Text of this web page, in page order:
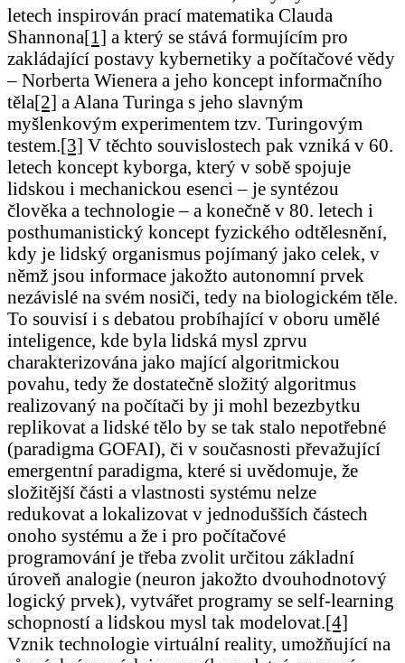
letech inspirován prací matematika Clauda
Shannona[1] a který se stává formujícím pro
zakládající postavy kybernetiky a počítačové vědy
– Norberta Wienera a jeho koncept informačního
těla[2] a Alana Turinga s jeho slavným
myšlenkovým experimentem tzv. Turingovým
testem.[3] V těchto souvislostech pak vzniká v 60.
letech koncept kyborga, který v sobě spojuje
lidskou i mechanickou esenci – je syntézou
člověka a technologie – a konečně v 80. letech i
posthumanistický koncept fyzického odtělesnění,
kdy je lidský organismus pojímaný jako celek, v
němž jsou informace jakožto autonomní prvek
nezávislé na svém nosiči, tedy na biologickém těle.
To souvisí i s debatou probíhající v oboru umělé
inteligence, kde byla lidská mysl zprvu
charakterizována jako mající algoritmickou
povahu, tedy že dostatečně složitý algoritmus
realizovaný na počítači by ji mohl bezezbytku
replikovat a lidské tělo by se tak stalo nepotřebné
(paradigma GOFAI), či v současnosti převažující
emergentní paradigma, které si uvědomuje, že
složitější části a vlastnosti systému nelze
redukovat a lokalizovat v jednodušších částech
onoho systému a že i pro počítačové
programování je třeba zvolit určitou základní
úroveň analogie (neuron jakožto dvouhodnotový
logický prvek), vytvářet programy se self-learning
schopností a lidskou mysl tak modelovat.[4]
Vznik technologie virtuální reality, umožňující na